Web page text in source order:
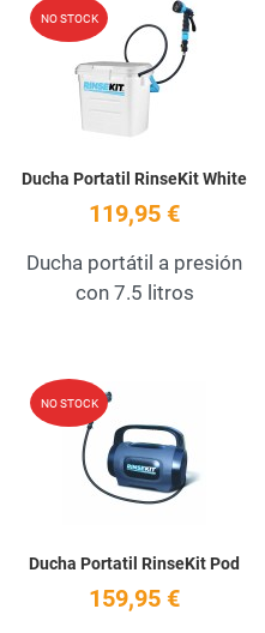
NO STOCK
Ducha Portatil RinseKit White
119,95 €
Ducha portátil a presión
con 7.5 litros
NO STOCK
Ducha Portatil RinseKit Pod
159,95 €